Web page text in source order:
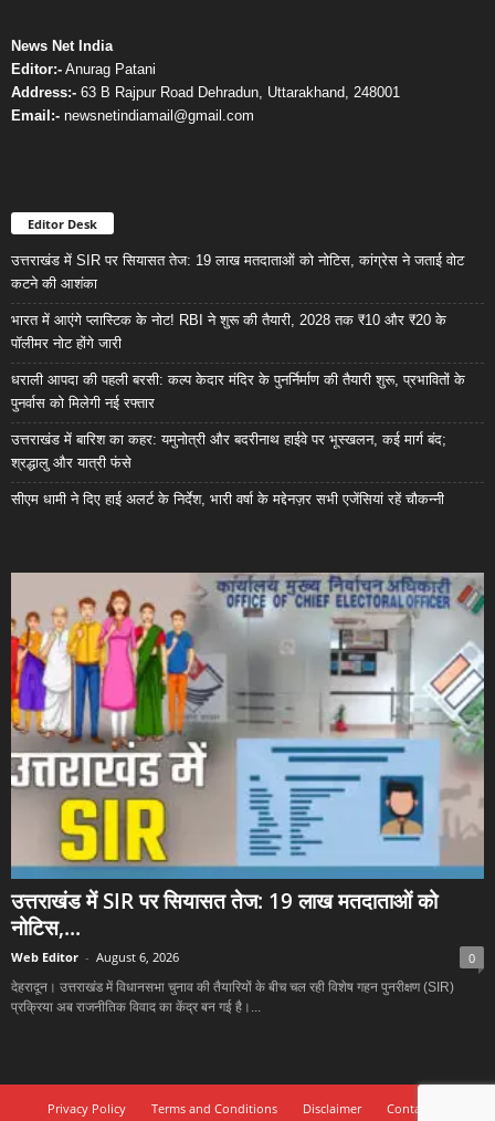
News Net India
Editor:- Anurag Patani
Address:- 63 B Rajpur Road Dehradun, Uttarakhand, 248001
Email:- newsnetindiamail@gmail.com
Editor Desk
उत्तराखंड में SIR पर सियासत तेज: 19 लाख मतदाताओं को नोटिस, कांग्रेस ने जताई वोट
कटने की आशंका
भारत में आएंगे प्लास्टिक के नोट! RBI ने शुरू की तैयारी, 2028 तक ₹10 और ₹20 के
पॉलीमर नोट होंगे जारी
धराली आपदा की पहली बरसी: कल्प केदार मंदिर के पुनर्निर्माण की तैयारी शुरू, प्रभावितों के
पुनर्वास को मिलेगी नई रफ्तार
उत्तराखंड में बारिश का कहर: यमुनोत्री और बदरीनाथ हाईवे पर भूस्खलन, कई मार्ग बंद;
श्रद्धालु और यात्री फंसे
सीएम धामी ने दिए हाई अलर्ट के निर्देश, भारी वर्षा के मद्देनज़र सभी एजेंसियां रहें चौकन्नी
उत्तराखंड में SIR पर सियासत तेज: 19 लाख मतदाताओं को
नोटिस,...
Web Editor - August 6, 2026 0
देहरादून। उत्तराखंड में विधानसभा चुनाव की तैयारियों के बीच चल रही विशेष गहन पुनरीक्षण (SIR)
प्रक्रिया अब राजनीतिक विवाद का केंद्र बन गई है।...
Privacy Policy Terms and Conditions Disclaimer Contact Us